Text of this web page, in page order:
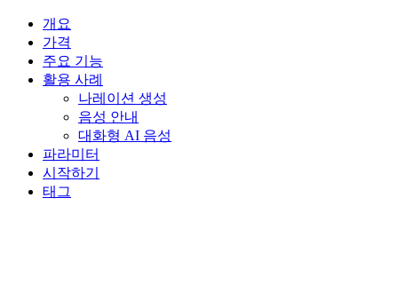
개요
가격
주요 기능
활용 사례
나레이션 생성
음성 안내
대화형 AI 음성
파라미터
시작하기
태그